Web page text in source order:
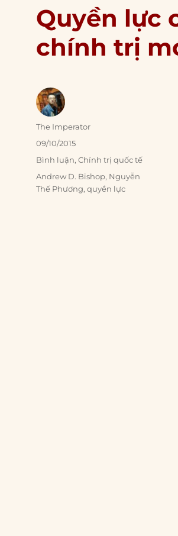
Quyền lực
chính trị
Author
The Imperator
Posted
on
09/10/2015
Categories
Bình luận,Chính trị quốc tế
Tags
Andrew D. Bishop, Nguyễn
Thế Phương,quyền lực